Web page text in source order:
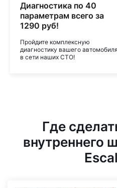
Диагностика по 40
параметрам всего за
1290 руб!
Пройдите комплексную
диагностику вашего автомобиля
в сети наших СТО!
Где
внутреннего